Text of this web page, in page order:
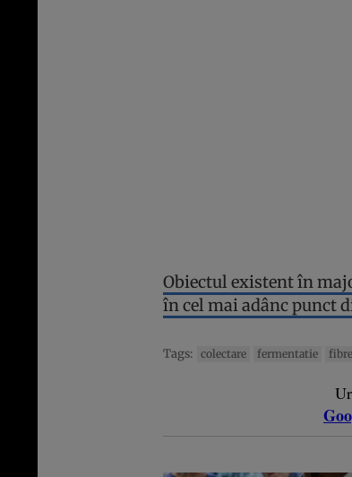
Obiectul existent în
în cel mai adânc punct
Tags: colectare fermentatie fibre